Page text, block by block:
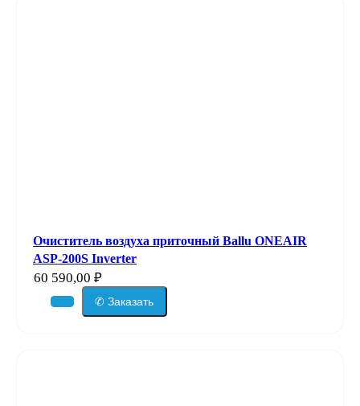
Очиститель воздуха приточный Ballu ONEAIR
ASP-200S Inverter
60 590,00 ₽
✆ Заказать